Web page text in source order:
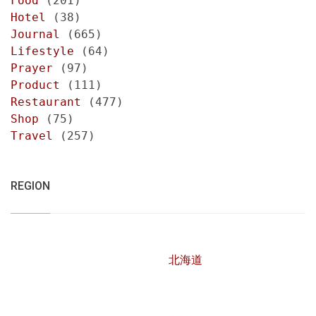
Hotel
(38)
Journal
(665)
Lifestyle (64)
Prayer (97)
Product
(111)
Restaurant
(477)
Shop (75)
Travel
(257)
REGION
北海道